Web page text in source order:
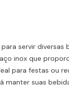
servir diversas
inox que
para festas ou
suas